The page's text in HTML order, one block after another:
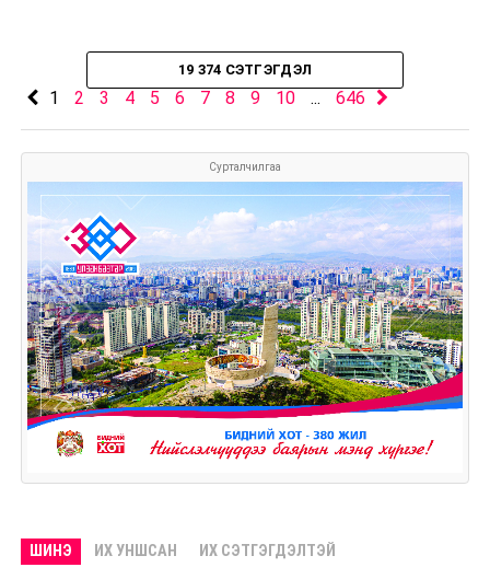
19 374 СЭТГЭГДЭЛ
1 2 3 4 5 6 7 8 9 10 ... 646
Сурталчилгаа
ШИНЭ ИХ УНШСАН ИХ СЭТГЭГДЭЛТЭЙ